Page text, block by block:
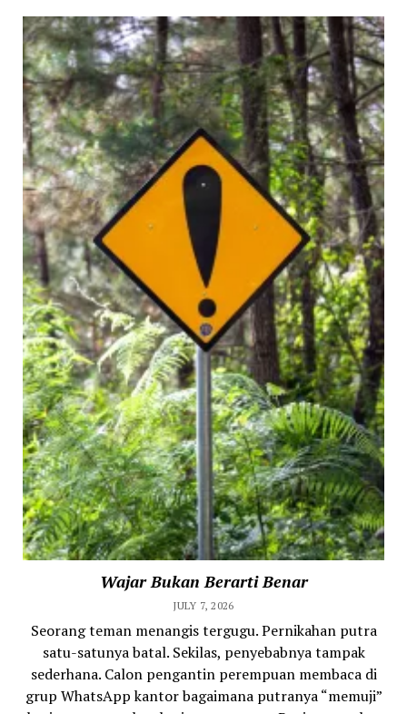
Wajar Bukan Berarti Benar
JULY 7, 2026
Seorang teman menangis tergugu. Pernikahan putra
satu-satunya batal. Sekilas, penyebabnya tampak
sederhana. Calon pengantin perempuan membaca di
grup WhatsApp kantor bagaimana putranya “memuji”